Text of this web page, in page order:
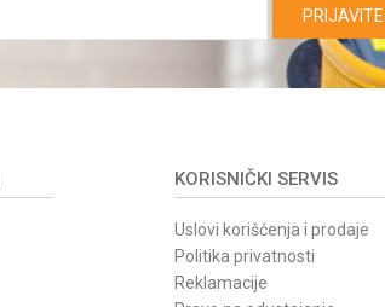
KORISNIČKI SERVIS
Uslovi korišćenja i prodaje
Politika privatnosti
Reklamacije